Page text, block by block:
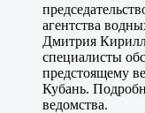
агентства
Дмитрия
специалисты
предстоящему
Кубань.
ведомства.